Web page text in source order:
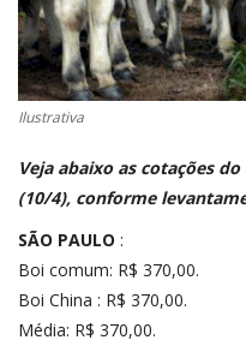
Ilustrativa
Veja abaixo as cotações
(10/4), conforme
SÃO PAULO :
Boi comum: R$ 370,00.
Boi China : R$ 370,00.
Média: R$ 370,00.